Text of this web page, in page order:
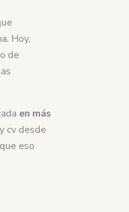
Hoy,
de
en más
cv desde
eso